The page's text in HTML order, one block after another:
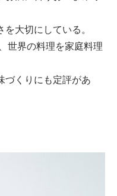
大切にしている。
世界の料理を家庭料理
づくりにも定評があ